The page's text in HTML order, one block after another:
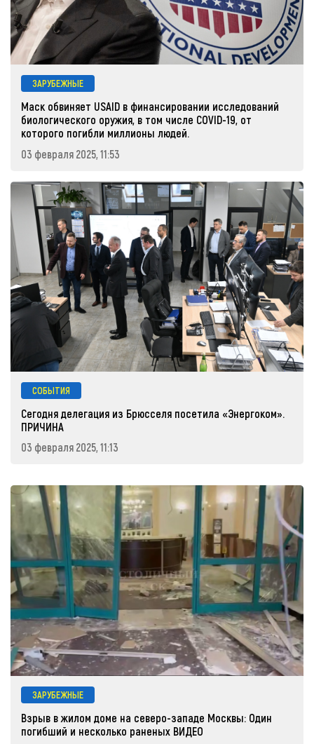
ЗАРУБЕЖНЫЕ
Маск обвиняет USAID в финансировании исследований
биологического оружия, в том числе COVID-19, от
которого погибли миллионы людей.
03 февраля 2025, 11:53
СОБЫТИЯ
Сегодня делегация из Брюсселя посетила «Энергоком».
ПРИЧИНА
03 февраля 2025, 11:13
ЗАРУБЕЖНЫЕ
Взрыв в жилом доме на северо-западе Москвы: Один
погибший и несколько раненых ВИДЕО